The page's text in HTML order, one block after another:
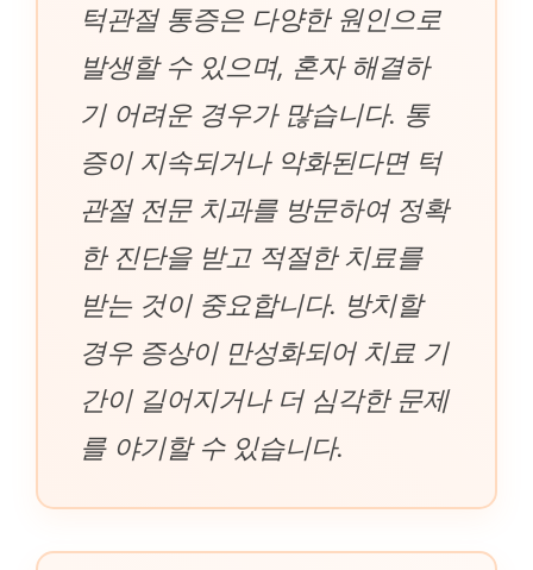
턱관절 통증은 다양한 원인으로
발생할 수 있으며, 혼자 해결하
기 어려운 경우가 많습니다. 통
증이 지속되거나 악화된다면 턱
관절 전문 치과를 방문하여 정확
한 진단을 받고 적절한 치료를
받는 것이 중요합니다. 방치할
경우 증상이 만성화되어 치료 기
간이 길어지거나 더 심각한 문제
를 야기할 수 있습니다.